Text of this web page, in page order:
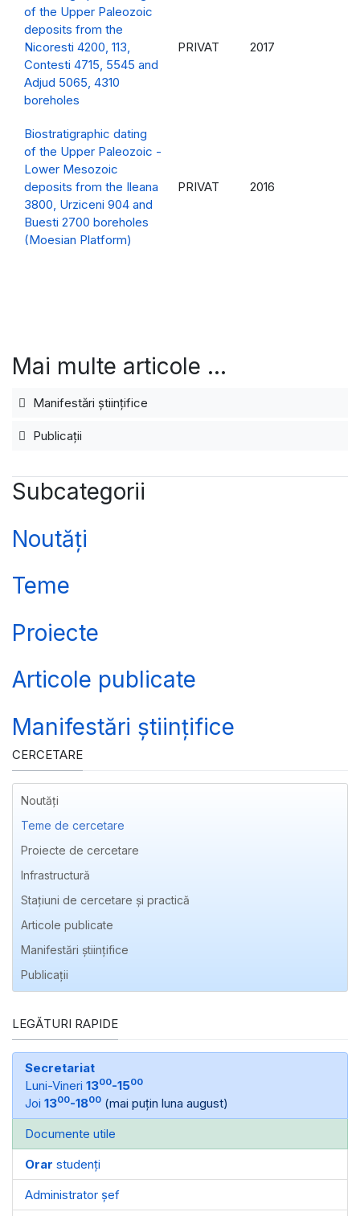
of the Upper Paleozoic
deposits from the
Nicoresti 4200, 113,
Contesti 4715, 5545 and
Adjud 5065, 4310
boreholes
PRIVAT 2017
Biostratigraphic dating
of the Upper Paleozoic -
Lower Mesozoic
deposits from the Ileana
3800, Urziceni 904 and
Buesti 2700 boreholes
(Moesian Platform)
PRIVAT 2016
Mai multe articole …
Manifestări ştiinţifice
Publicaţii
Subcategorii
Noutăți
Teme
Proiecte
Articole publicate
Manifestări științifice
CERCETARE
Noutăți
Teme de cercetare
Proiecte de cercetare
Infrastructură
Stațiuni de cercetare și practică
Articole publicate
Manifestări ştiinţifice
Publicaţii
LEGĂTURI RAPIDE
Secretariat
Luni-Vineri 1300-1500
Joi 1300-1800 (mai puțin luna august)
Documente utile
Orar studenți
Administrator șef